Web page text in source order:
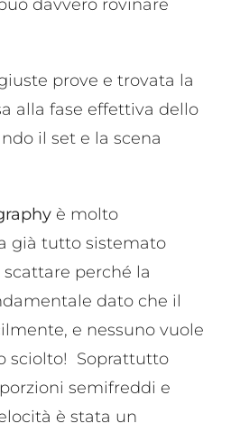
davvero rovinare
prove e trovata la
alla fase effettiva dello
il set e la scena
è molto
già tutto sistemato
perché la
dato che il
e nessuno vuole
sciolto! Soprattutto
semifreddi e
è stata un